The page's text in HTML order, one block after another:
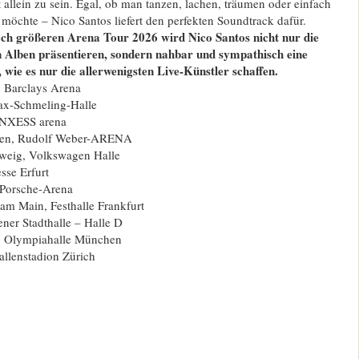
– Nico Santos liefert den perfekten Soundtrack dafür.
größeren Arena Tour 2026 wird Nico Santos nicht nur die
Alben präsentieren, sondern nahbar und sympathisch eine
es nur die allerwenigsten Live-Künstler schaffen.
Arena
Schmeling-Halle
arena
Rudolf Weber-ARENA
Volkswagen Halle
Erfurt
Arena
Main, Festhalle Frankfurt
Stadthalle – Halle D
München
Zürich